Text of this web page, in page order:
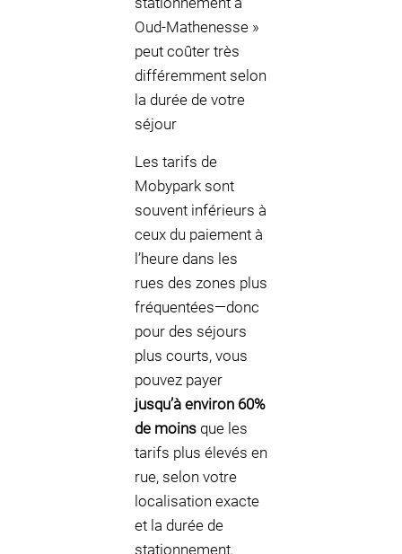
Oud-Mathenesse »
peut coûter très
différemment selon
la durée de votre
séjour
Les tarifs de
Mobypark sont
souvent inférieurs à
ceux du paiement à
l’heure dans les
rues des zones plus
fréquentées—donc
pour des séjours
plus courts, vous
pouvez payer
jusqu’à environ 60%
de moins que les
tarifs plus élevés en
rue, selon votre
localisation exacte
et la durée de
stationnement.